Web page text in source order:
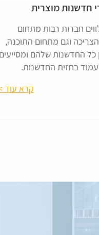
חדשנות מוצרית
חברות רבות מתחום
וגם מתחום התוכנה,
כל החדשנות שלהם ומסייעים
בחזית החדשנות.
קרא עוד